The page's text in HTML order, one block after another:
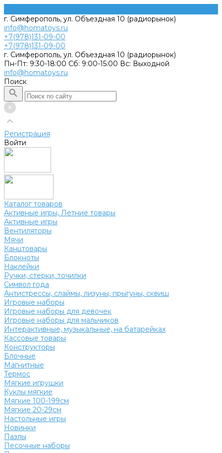
г. Симферополь, ул. Объездная 10 (радиорынок)
info@homatoys.ru
+7(978)131-09-00
+7(978)131-09-00
г. Симферополь, ул. Объездная 10 (радиорынок)
Пн-Пт: 9:30-18:00 Cб: 9:00-15:00 Вс: Выходной
info@homatoys.ru
Поиск
Регистрация
Войти
Каталог товаров
Активные игры, Летние товары
Активные игры
Вентиляторы
Мячи
Канцтовары
Блокноты
Наклейки
Ручки, стерки, точилки
Символ года
Антистрессы, слаймы, лизуны, прыгуны, сквиш
Игровые наборы
Игровые наборы для девочек
Игровые наборы для мальчиков
Интерактивные, музыкальные, на батарейках
Кассовые товары
Конструкторы
Блочные
Магнитные
Термос
Мягкие игрушки
Куклы мягкие
Мягкие 100-199см
Мягкие 20-29см
Настольные игры
Новинки
Пазлы
Песочные наборы